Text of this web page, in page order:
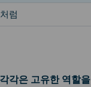
럼
각은 고유한 역할을